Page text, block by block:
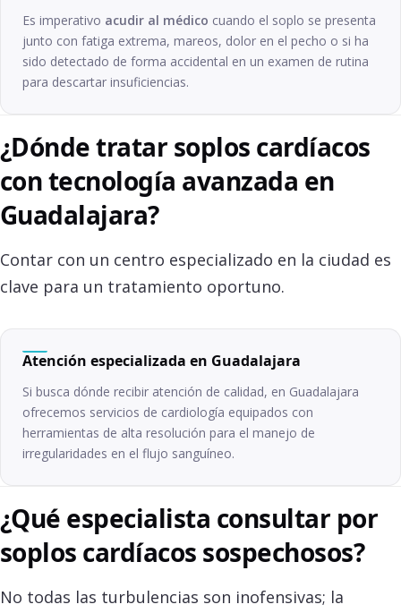
Es imperativo acudir al médico cuando el soplo se presenta
junto con fatiga extrema, mareos, dolor en el pecho o si ha
sido detectado de forma accidental en un examen de rutina
para descartar insuficiencias.
¿Dónde tratar soplos cardíacos
con tecnología avanzada en
Guadalajara?
Contar con un centro especializado en la ciudad es
clave para un tratamiento oportuno.
Atención especializada en Guadalajara
Si busca dónde recibir atención de calidad, en Guadalajara
ofrecemos servicios de cardiología equipados con
herramientas de alta resolución para el manejo de
irregularidades en el flujo sanguíneo.
¿Qué especialista consultar por
soplos cardíacos sospechosos?
No todas las turbulencias son inofensivas; la